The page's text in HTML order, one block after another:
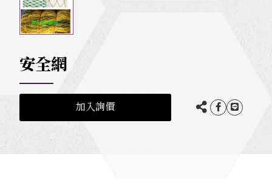
安全網
加入詢價